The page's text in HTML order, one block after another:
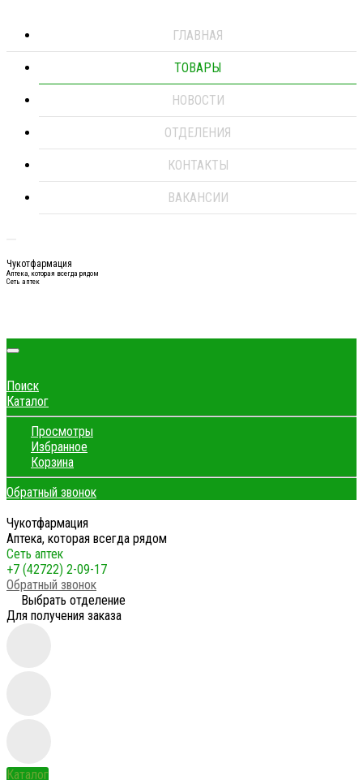
ГЛАВНАЯ
ТОВАРЫ
НОВОСТИ
ОТДЕЛЕНИЯ
КОНТАКТЫ
ВАКАНСИИ
Чукотфармация
Аптека, которая всегда рядом
Сеть аптек
Поиск
Каталог
Просмотры
Избранное
Корзина
Обратный звонок
Чукотфармация
Аптека, которая всегда рядом
Сеть аптек
+7 (42722) 2-09-17
Обратный звонок
Выбрать отделение
Для получения заказа
Каталог